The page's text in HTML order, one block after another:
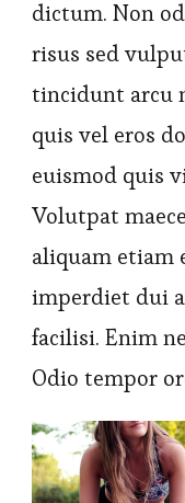
dictum. Non
risus sed
tincidunt arcu
quis vel eros
euismod quis
Volutpat
aliquam etiam
imperdiet dui
facilisi. Enim
Odio tempor